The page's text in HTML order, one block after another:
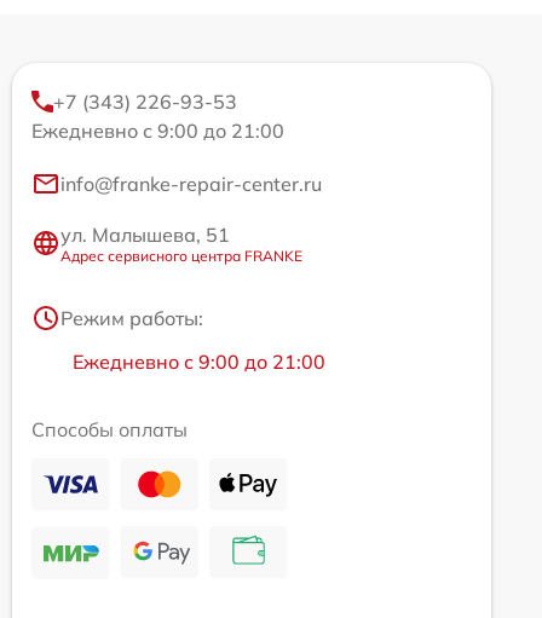
+7 (343) 226-93-53
Ежедневно с 9:00 до 21:00
info@franke-repair-center.ru
ул. Малышева, 51
Адрес сервисного центра FRANKE
Режим работы:
Ежедневно с 9:00 до 21:00
Способы оплаты